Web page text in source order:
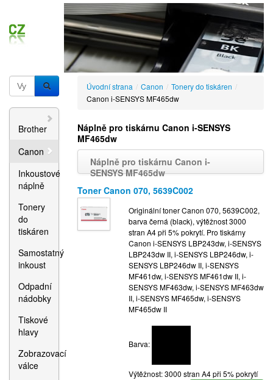
Brother
Canon
Inkoustové
náplně
Tonery
do
tiskáren
Samostatný
inkoust
Odpadní
nádobky
Tiskové
hlavy
Zobrazovací
válce
Úvodní strana / Canon / Tonery do tiskáren /
Canon i-SENSYS MF465dw
Náplně pro tiskárnu Canon i-SENSYS
MF465dw
Náplně pro tiskárnu Canon i-
SENSYS MF465dw
Toner Canon 070, 5639C002
Originální toner Canon 070, 5639C002,
barva černá (black), výtěžnost 3000
stran A4 při 5% pokrytí. Pro tiskárny
Canon i-SENSYS LBP243dw, i-SENSYS
LBP243dw II, i-SENSYS LBP246dw, i-
SENSYS LBP246dw II, i-SENSYS
MF461dw, i-SENSYS MF461dw II, i-
SENSYS MF463dw, i-SENSYS MF463dw
II, i-SENSYS MF465dw, i-SENSYS
MF465dw II
Barva:
Výtěžnost: 3000 stran A4 při 5% pokrytí